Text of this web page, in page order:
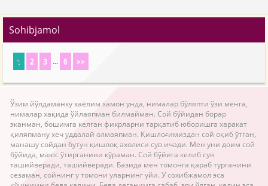
Sohibjamol
1 2 3 ... 6 >>
Ўзим йўлдаманку хаёлим хамон унда, нималар бўляпти ўзи менга,
нималар хақида ўйлаяпман билмайман. Сой бўйидан борар
эканман, бошимга келган фикрларни тарқатиб юборишга харакат
қиляпману хеч уддалай олмаяпман. Қишлоғимиздан сой оқиб ўтган,
манашу сойдан бутун қишлоқ ахолиси сув ичади. Мен уни доим сой
бўйида, маюс ўтирганини кўраман. Сой бўйига келиб сув
ташийверади, ташийверади. Базида мен томонга қараб турганини
сезаман, сойнинг у томони уларнинг уйи. У сохибжамол эса